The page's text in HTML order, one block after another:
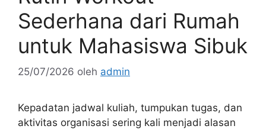
Sederhana dari Rumah
untuk Mahasiswa Sibuk
25/07/2026 oleh admin
Kepadatan jadwal kuliah, tumpukan tugas, dan
aktivitas organisasi sering kali menjadi alasan